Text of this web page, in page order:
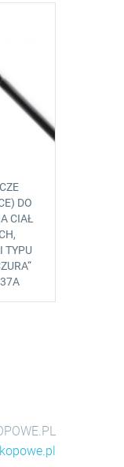
DO
CIAŁ
TYPU